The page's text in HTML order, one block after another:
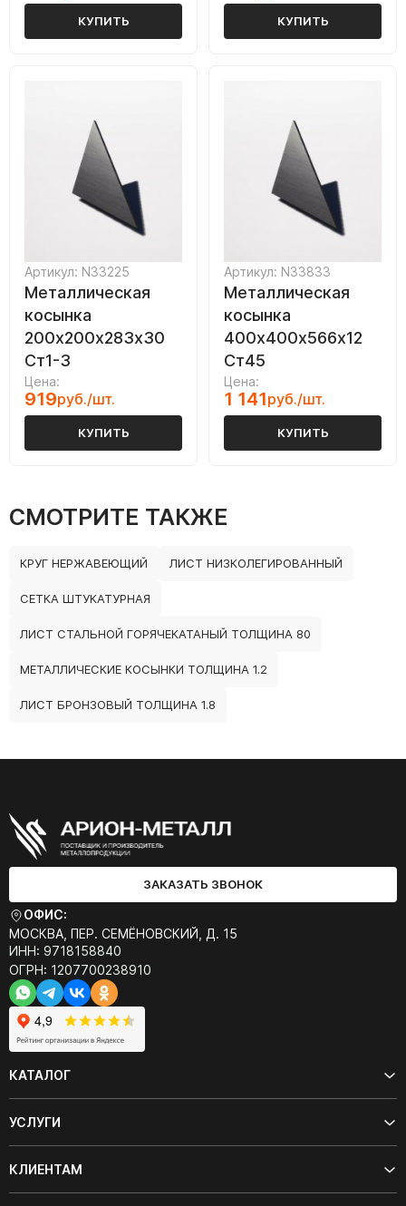
КУПИТЬ КУПИТЬ
Артикул: N33225
Металлическая
косынка
200х200х283х30
Ст1-3
Цена:
919руб./шт.
КУПИТЬ
Артикул: N33833
Металлическая
косынка
400х400х566х12
Ст45
Цена:
1 141руб./шт.
КУПИТЬ
СМОТРИТЕ ТАКЖЕ
КРУГ НЕРЖАВЕЮЩИЙ ЛИСТ НИЗКОЛЕГИРОВАННЫЙ
СЕТКА ШТУКАТУРНАЯ
ЛИСТ СТАЛЬНОЙ ГОРЯЧЕКАТАНЫЙ ТОЛЩИНА 80
МЕТАЛЛИЧЕСКИЕ КОСЫНКИ ТОЛЩИНА 1.2
ЛИСТ БРОНЗОВЫЙ ТОЛЩИНА 1.8
ЗАКАЗАТЬ ЗВОНОК
ОФИС:
МОСКВА, ПЕР. СЕМЁНОВСКИЙ, Д. 15
ИНН: 9718158840
ОГРН: 1207700238910
КАТАЛОГ
УСЛУГИ
КЛИЕНТАМ